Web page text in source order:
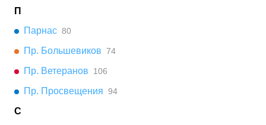
П
Парнас 80
Пр. Большевиков 74
Пр. Ветеранов 106
Пр. Просвещения 94
С